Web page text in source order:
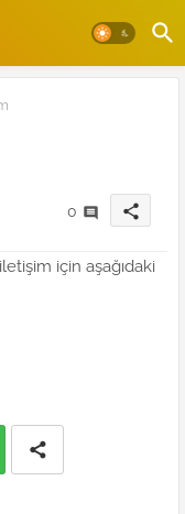
0 share
için aşağıdaki